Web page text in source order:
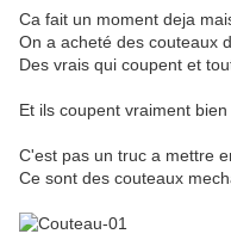
Ca fait un moment deja
On a acheté des couteaux
Des vrais qui coupent et
Et ils coupent vraiment bien
C'est pas un truc a mettre
Ce sont des couteaux